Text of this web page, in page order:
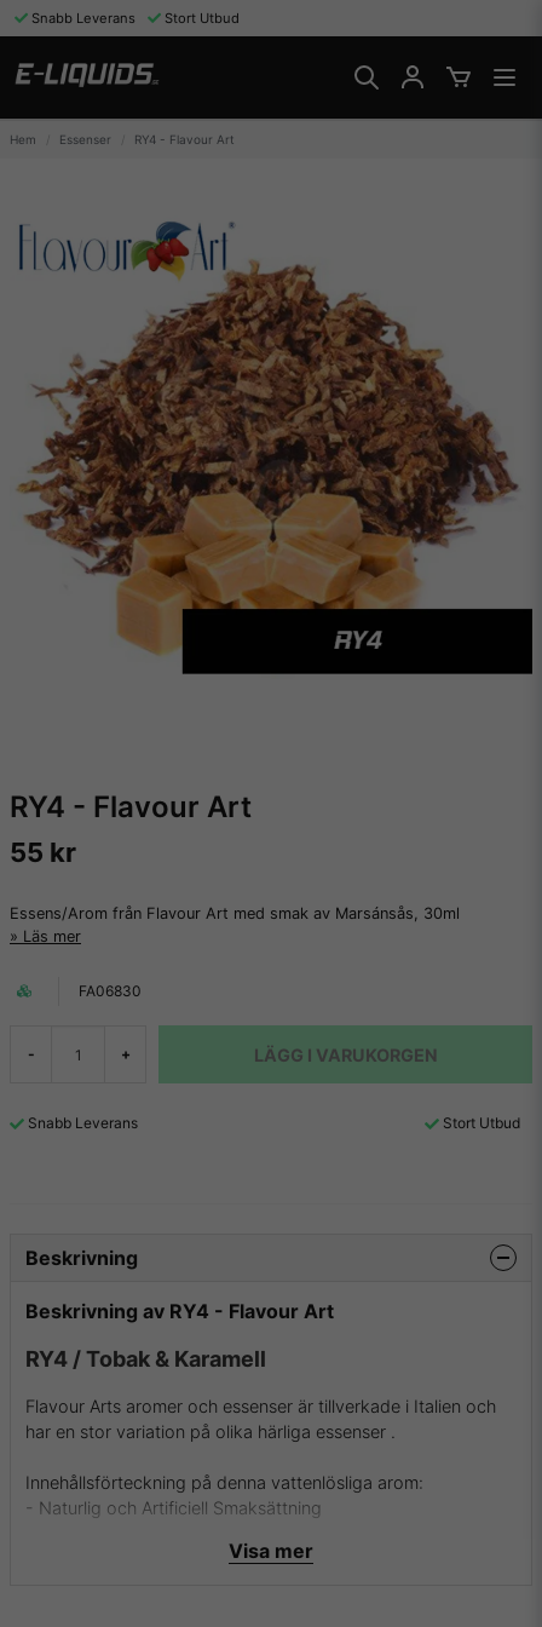
Snabb Leverans Stort Utbud
Hem Essenser RY4 - Flavour Art
RY4 - Flavour Art
55 kr
Essens/Arom från Flavour Art med smak av Marsánsås, 30ml
Läs mer
FA06830
- + LÄGG I VARUKORGEN
Snabb Leverans Stort Utbud
Beskrivning
Beskrivning av RY4 - Flavour Art
RY4 / Tobak & Karamell
Flavour Arts aromer och essenser är tillverkade i Italien och
har en stor variation på olika härliga essenser .
Innehållsförteckning på denna vattenlösliga arom:
- Naturlig och Artificiell Smaksättning
Visa mer